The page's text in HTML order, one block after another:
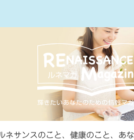
ネサンスのこと、健康のこと、あ